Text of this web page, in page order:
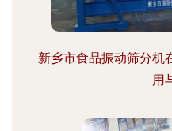
新乡市食品振动筛分机
用